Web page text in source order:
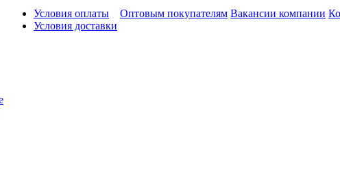
Условия оплаты
Условия доставки
Оптовым покупателям Вакансии компании